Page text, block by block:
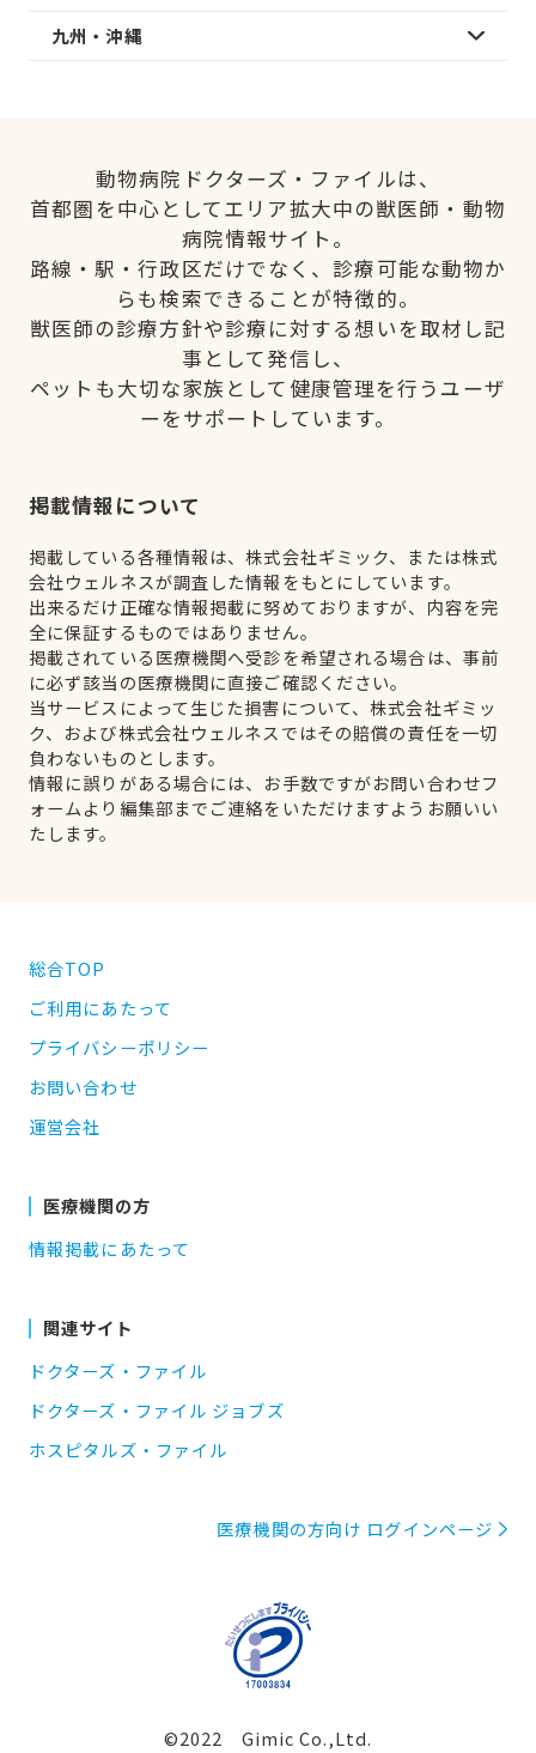
九州・沖縄
動物病院ドクターズ・ファイルは、
首都圏を中心としてエリア拡大中の獣医師・動物
病院情報サイト。
路線・駅・行政区だけでなく、診療可能な動物か
らも検索できることが特徴的。
獣医師の診療方針や診療に対する想いを取材し記
事として発信し、
ペットも大切な家族として健康管理を行うユーザ
ーをサポートしています。
掲載情報について
掲載している各種情報は、株式会社ギミック、または株式
会社ウェルネスが調査した情報をもとにしています。
出来るだけ正確な情報掲載に努めておりますが、内容を完
全に保証するものではありません。
掲載されている医療機関へ受診を希望される場合は、事前
に必ず該当の医療機関に直接ご確認ください。
当サービスによって生じた損害について、株式会社ギミッ
ク、および株式会社ウェルネスではその賠償の責任を一切
負わないものとします。
情報に誤りがある場合には、お手数ですがお問い合わせフ
ォームより編集部までご連絡をいただけますようお願いい
たします。
総合TOP
ご利用にあたって
プライバシーポリシー
お問い合わせ
運営会社
医療機関の方
情報掲載にあたって
関連サイト
ドクターズ・ファイル
ドクターズ・ファイル ジョブズ
ホスピタルズ・ファイル
医療機関の方向け ログインページ
©2022 Gimic Co.,Ltd.